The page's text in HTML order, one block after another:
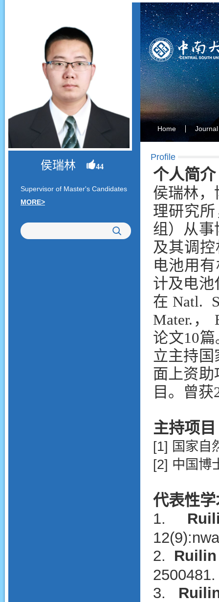
侯瑞林 44
Supervisor of Master's Candidates
MORE>
Home
Profile
个人简介
侯瑞林，
理研究
组）从事
及其调
电池用
计及电池
在Natl.
Mater.，
论文10
立主持
面上资助
目。曾
主持项目
[1] 国家自
[2] 中国博
代表性
1.
2.
3.